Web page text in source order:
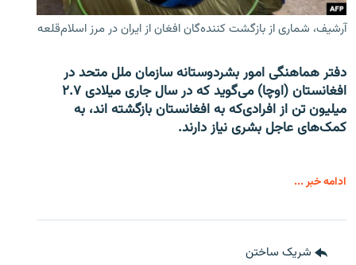
آرشیف، شماری از بازگشت کننده‌گان افغان از ایران در مرز اسلام‌قلعه
دفتر هماهنگی امور بشردوستانه سازمان ملل متحد در
افغانستان (اوچا) می‌گوید که در سال جاری میلادی ۲.۷
میلیون تن از افرادی‌که به افغانستان بازگشته اند، به
کمک‌های عاجل بشری نیاز دارند.
ادامه خبر ...
شریک ساختن